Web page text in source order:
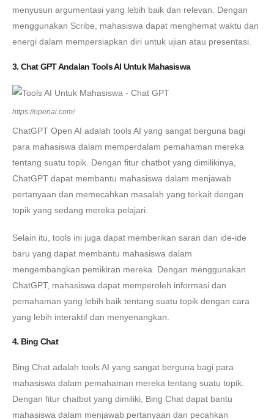
menyusun argumentasi yang lebih baik dan relevan. Dengan
menggunakan Scribe, mahasiswa dapat menghemat waktu dan
energi dalam mempersiapkan diri untuk ujian atau presentasi.
3. Chat GPT Andalan Tools AI Untuk Mahasiswa
https://openai.com/
ChatGPT Open AI adalah tools AI yang sangat berguna bagi
para mahasiswa dalam memperdalam pemahaman mereka
tentang suatu topik. Dengan fitur chatbot yang dimilikinya,
ChatGPT dapat membantu mahasiswa dalam menjawab
pertanyaan dan memecahkan masalah yang terkait dengan
topik yang sedang mereka pelajari.
Selain itu, tools ini juga dapat memberikan saran dan ide-ide
baru yang dapat membantu mahasiswa dalam
mengembangkan pemikiran mereka. Dengan menggunakan
ChatGPT, mahasiswa dapat memperoleh informasi dan
pemahaman yang lebih baik tentang suatu topik dengan cara
yang lebih interaktif dan menyenangkan.
4. Bing Chat
Bing Chat adalah tools AI yang sangat berguna bagi para
mahasiswa dalam pemahaman mereka tentang suatu topik.
Dengan fitur chatbot yang dimiliki, Bing Chat dapat bantu
mahasiswa dalam menjawab pertanyaan dan pecahkan